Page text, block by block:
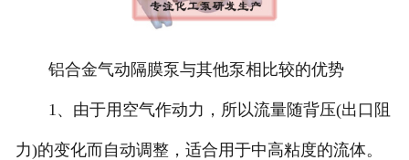
铝合金气动隔膜泵与其他泵相比较的优势
1、由于用空气作动力，所以流量随背压(出口阻
力)的变化而自动调整，适合用于中高粘度的流体。